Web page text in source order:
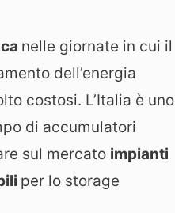
nelle giornate in cui il
dell’energia
costosi. L’Italia è uno
di accumulatori
sul mercato impianti
per lo storage